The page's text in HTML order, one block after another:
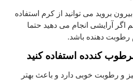
بروید می توانید از کرم استفاده
اگر آرایشی انجام می دهید حتما
رطوبت دهنده باشد.
کندده استفاده کنید
و رطوبت خوبی دارد و باعث بهتر